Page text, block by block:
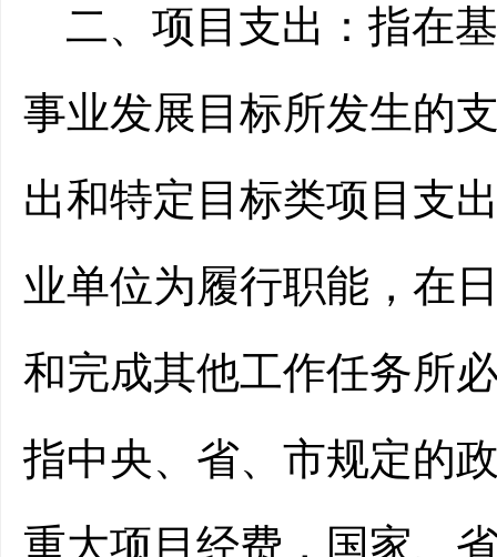
二、项目支出： 指在
事业发展目标所发生的
出和特定目标类项目支
业单位为履行职能，在
和完成其他工作任务所
指中央、省、市规定的
重大项目经费，国家、